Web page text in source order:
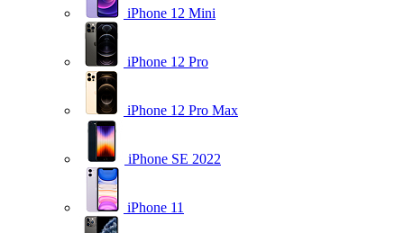
iPhone 12 Mini
iPhone 12 Pro
iPhone 12 Pro Max
iPhone SE 2022
iPhone 11